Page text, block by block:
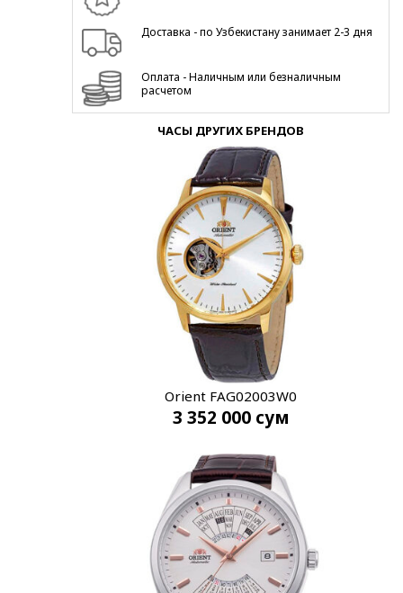
Доставка - по Узбекистану занимает 2-3 дня
Оплата - Наличным или безналичным
расчетом
ЧАСЫ ДРУГИХ БРЕНДОВ
Orient FAG02003W0
3 352 000 сум